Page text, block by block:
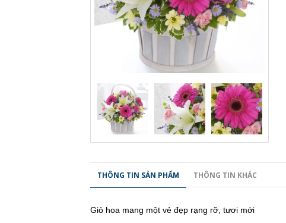
THÔNG TIN SẢN PHẨM THÔNG TIN KHÁC
Giỏ hoa mang một vẻ đẹp rạng rỡ, tươi mới